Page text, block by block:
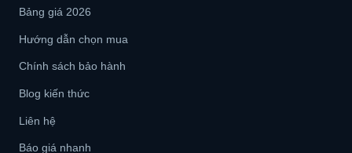
Bảng giá 2026
Hướng dẫn chọn mua
Chính sách bảo hành
Blog kiến thức
Liên hệ
Báo giá nhanh